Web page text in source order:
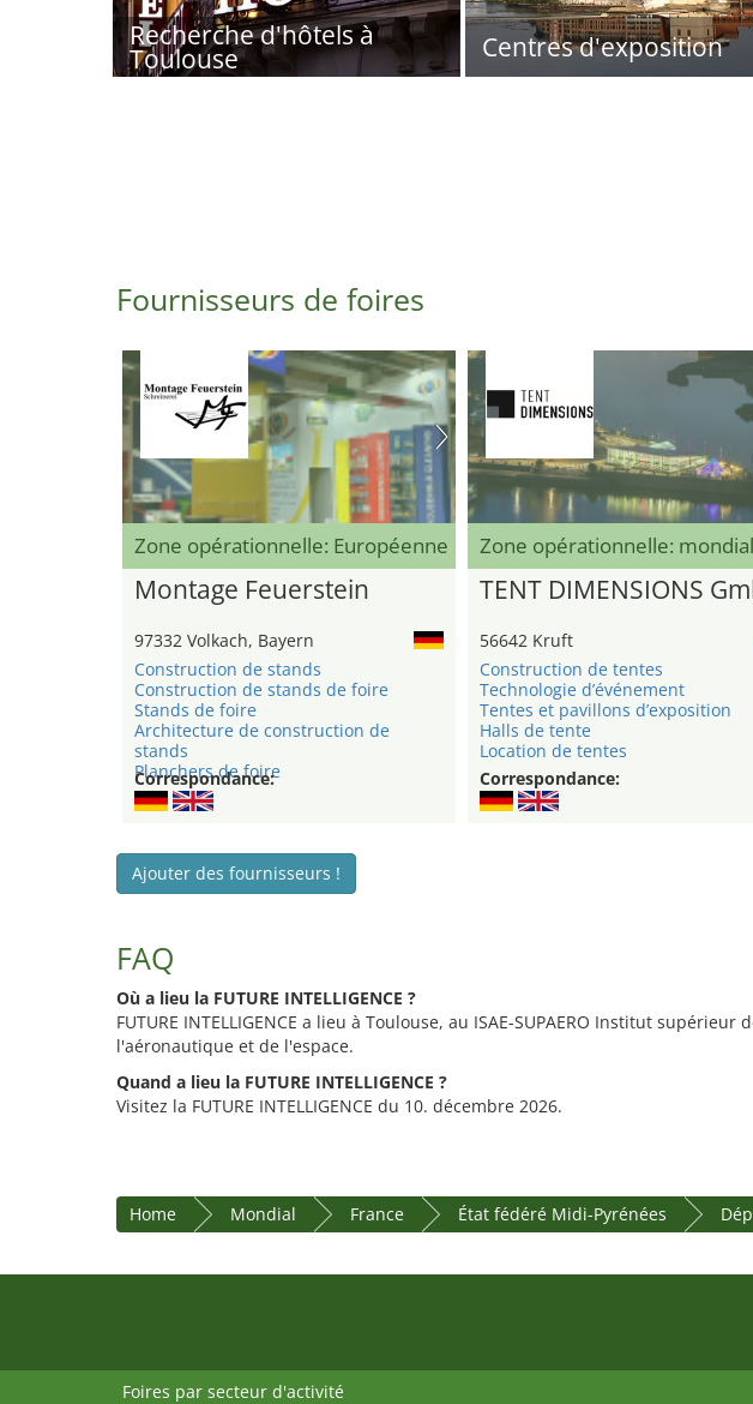
Recherche d'hôtels à
Toulouse Centres d'exposition
Fournisseurs de foires
Zone opérationnelle: Européenne
Montage Feuerstein
97332 Volkach, Bayern
Construction de stands
Construction de stands de foire
Stands de foire
Architecture de construction de
stands
Planchers de foire
Correspondance:
Zone opérationnelle: mondial
TENT DIMENSIONS
56642 Kruft
Construction de tentes
Technologie d’événement
Tentes et pavillons d’exposition
Halls de tente
Location de tentes
Correspondance:
Ajouter des fournisseurs !
FAQ
Où a lieu la FUTURE INTELLIGENCE ?
FUTURE INTELLIGENCE a lieu à Toulouse, au ISAE-SUPAERO Institut supérieur
l'aéronautique et de l'espace.
Quand a lieu la FUTURE INTELLIGENCE ?
Visitez la FUTURE INTELLIGENCE du 10. décembre 2026.
Home Mondial France État fédéré Midi-Pyrénées
Foires par secteur d'activité